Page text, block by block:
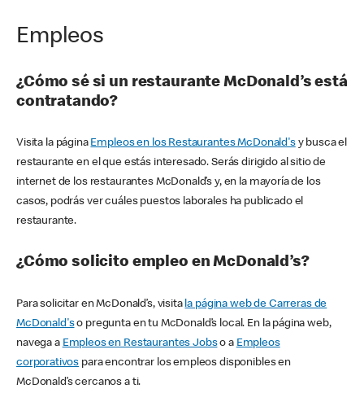
Empleos
¿Cómo sé si un restaurante McDonald’s está
contratando?
Visita la página Empleos en los Restaurantes McDonald'sy busca el
restaurante en el que estás interesado. Serás dirigido al sitio de
internet de los restaurantes McDonald’s y, en la mayoría de los
casos, podrás ver cuáles puestos laborales ha publicado el
restaurante.
¿Cómo solicito empleo en McDonald’s?
Para solicitar en McDonald’s, visita la página web de Carreras de
McDonald'so pregunta en tu McDonald’s local. En la página web,
navega a Empleos en Restaurantes Jobso a Empleos
corporativos para encontrar los empleos disponibles en
McDonald’s cercanos a ti.